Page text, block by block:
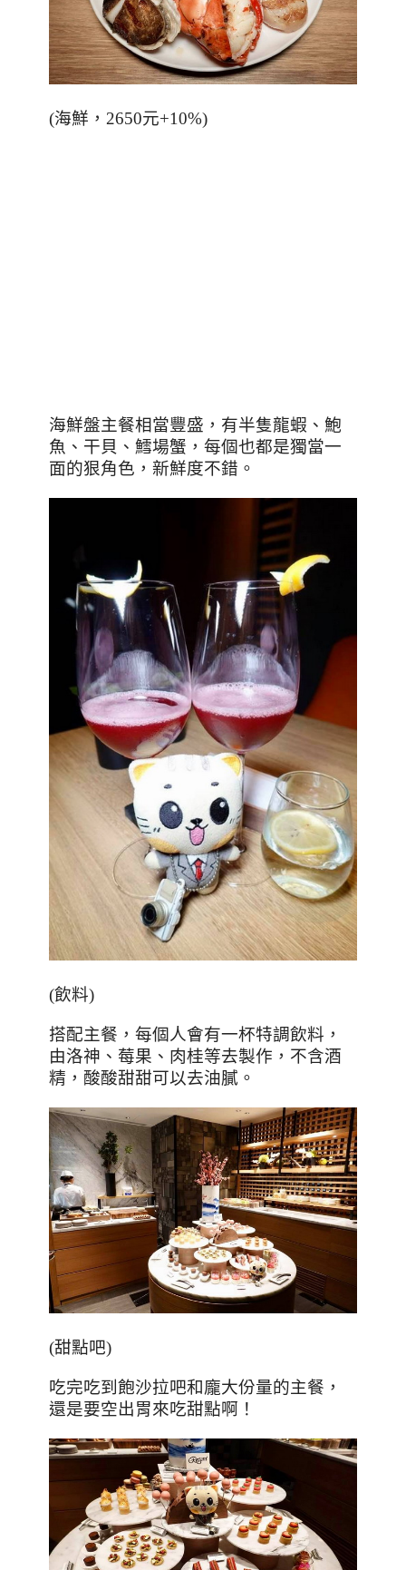
(海鮮， 2650元+10%)
海鮮盤主餐相當豐盛，有半隻龍蝦、鮑
魚、干貝、鱈場蟹，每個也都是獨當一
面的狠角色，新鮮度不錯。
(飲料)
搭配主餐，每個人會有一杯特調飲料，
由洛神、莓果、肉桂等去製作，不含酒
精，酸酸甜甜可以去油膩。
(甜點吧)
吃完吃到飽沙拉吧和龐大份量的主餐，
還是要空出胃來吃甜點啊！